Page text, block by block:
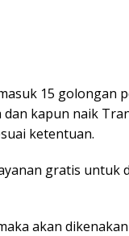
15 golongan
kapun naik
ketentuan.
gratis untuk
akan